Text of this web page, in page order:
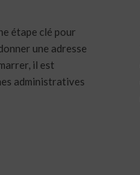
étape clé pour
une adresse
il est
administratives